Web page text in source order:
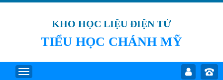
KHO HỌC LIỆU ĐIỆN TỬ
TIỂU HỌC CHÁNH MỸ